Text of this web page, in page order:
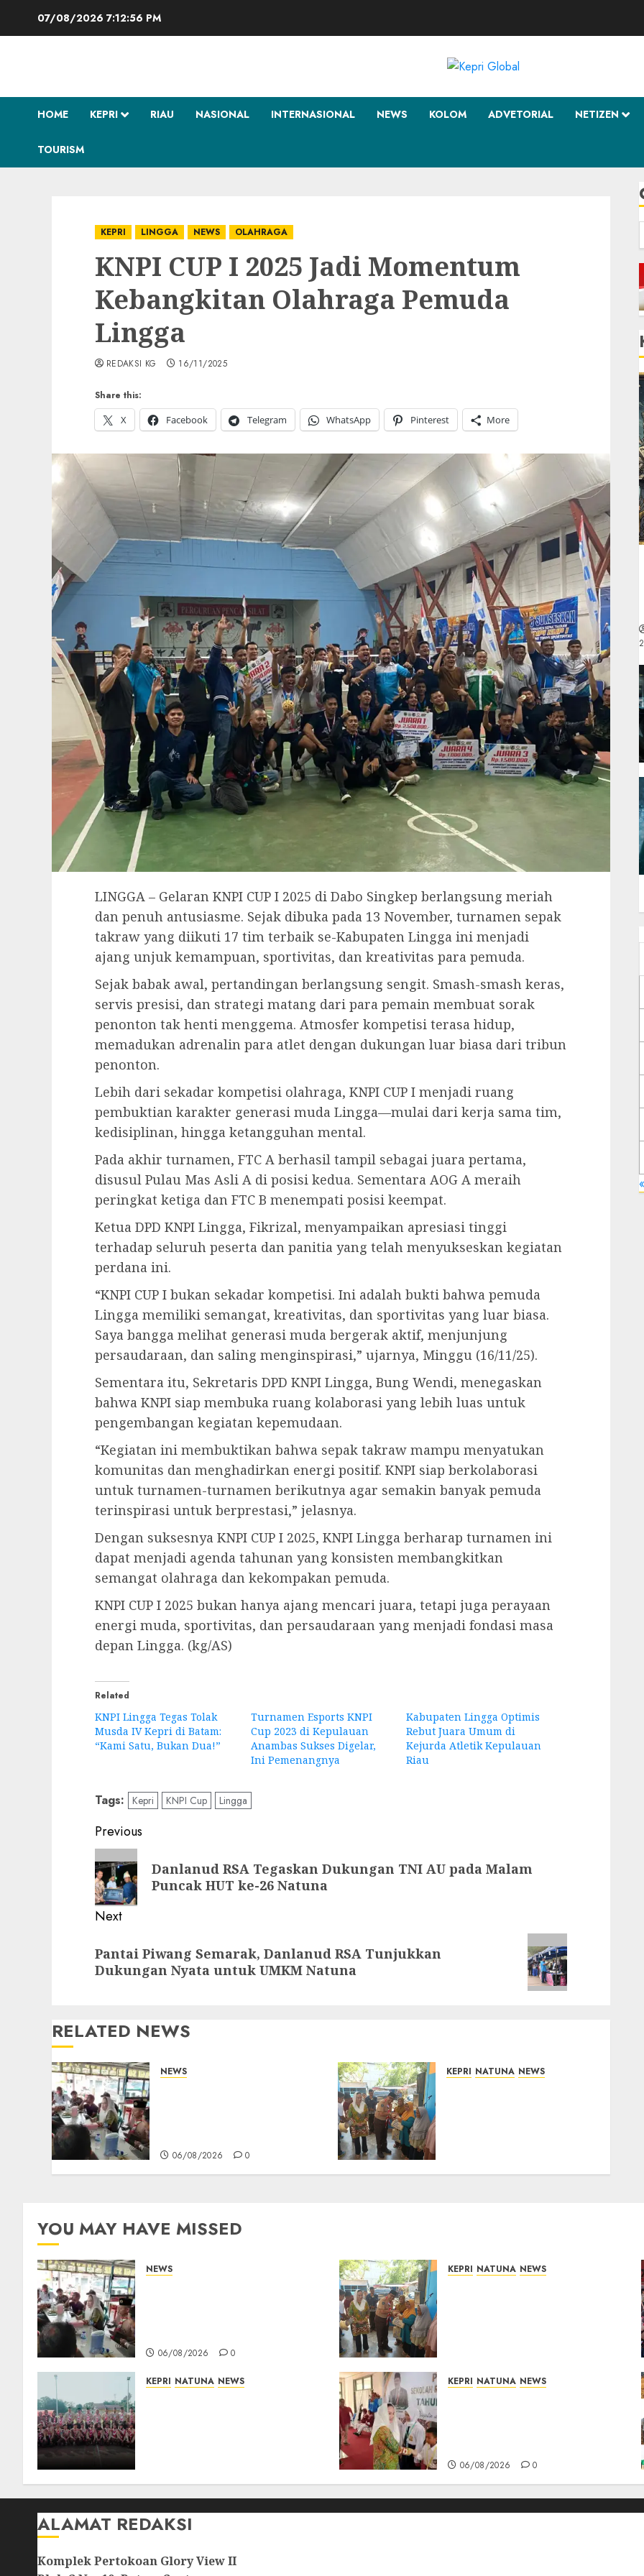
07/08/2026 7:12:57 PM
HOME KEPRI RIAU NASIONAL INTERNASIONAL NEWS KOLOM ADVETORIAL NETIZEN
TOURISM
KEPRI LINGGA NEWS OLAHRAGA
KNPI CUP I 2025 Jadi Momentum
Kebangkitan Olahraga Pemuda
Lingga
Share this:
X
Facebook Telegram WhatsApp Pinterest More
REDAKSI KG 16/11/2025
LINGGA – Gelaran KNPI CUP I 2025 di Dabo Singkep berlangsung meriah
dan penuh antusiasme. Sejak dibuka pada 13 November, turnamen sepak
takraw yang diikuti 17 tim terbaik se-Kabupaten Lingga ini menjadi
ajang unjuk kemampuan, sportivitas, dan kreativitas para pemuda.
Sejak babak awal, pertandingan berlangsung sengit. Smash-smash keras,
servis presisi, dan strategi matang dari para pemain membuat sorak
penonton tak henti menggema. Atmosfer kompetisi terasa hidup,
memadukan adrenalin para atlet dengan dukungan luar biasa dari tribun
penonton.
Lebih dari sekadar kompetisi olahraga, KNPI CUP I menjadi ruang
pembuktian karakter generasi muda Lingga—mulai dari kerja sama tim,
kedisiplinan, hingga ketangguhan mental.
Pada akhir turnamen, FTC A berhasil tampil sebagai juara pertama,
disusul Pulau Mas Asli A di posisi kedua. Sementara AOG A meraih
peringkat ketiga dan FTC B menempati posisi keempat.
Ketua DPD KNPI Lingga, Fikrizal, menyampaikan apresiasi tinggi
terhadap seluruh peserta dan panitia yang telah menyukseskan kegiatan
perdana ini.
“KNPI CUP I bukan sekadar kompetisi. Ini adalah bukti bahwa pemuda
Lingga memiliki semangat, kreativitas, dan sportivitas yang luar biasa.
Saya bangga melihat generasi muda bergerak aktif, menjunjung
persaudaraan, dan saling menginspirasi,” ujarnya, Minggu (16/11/25).
Sementara itu, Sekretaris DPD KNPI Lingga, Bung Wendi, menegaskan
bahwa KNPI siap membuka ruang kolaborasi yang lebih luas untuk
pengembangan kegiatan kepemudaan.
“Kegiatan ini membuktikan bahwa sepak takraw mampu menyatukan
komunitas dan menghadirkan energi positif. KNPI siap berkolaborasi
untuk turnamen-turnamen berikutnya agar semakin banyak pemuda
terinspirasi untuk berprestasi,” jelasnya.
Dengan suksesnya KNPI CUP I 2025, KNPI Lingga berharap turnamen ini
dapat menjadi agenda tahunan yang konsisten membangkitkan
semangat olahraga dan kekompakan pemuda.
KNPI CUP I 2025 bukan hanya ajang mencari juara, tetapi juga perayaan
energi muda, sportivitas, dan persaudaraan yang menjadi fondasi masa
depan Lingga. (kg/AS)
Related
KNPI Lingga Tegas Tolak
Musda IV Kepri di Batam:
“Kami Satu, Bukan Dua!”
Turnamen Esports KNPI
Cup 2023 di Kepulauan
Anambas Sukses Digelar,
Ini Pemenangnya
Kabupaten Lingga Optimis
Rebut Juara Umum di
Kejurda Atletik Kepulauan
Riau
Tags: Kepri KNPI Cup Lingga
Post
navigation
Previous
Previous
post:
Danlanud RSA Tegaskan Dukungan TNI AU pada Malam
Puncak HUT ke-26 Natuna
Next
post:
Pantai Piwang Semarak, Danlanud RSA Tunjukkan
Dukungan Nyata untuk UMKM Natuna
RELATED NEWS
NEWS
06/08/2026 0
KEPRI NATUNA NEWS
YOU MAY HAVE MISSED
NEWS
06/08/2026 0
KEPRI NATUNA NEWS
KEPRI NATUNA NEWS
06/08/2026 0
KEPRI NATUNA NEWS
06/08/2026 0
ALAMAT REDAKSI
Komplek Pertokoan Glory View II